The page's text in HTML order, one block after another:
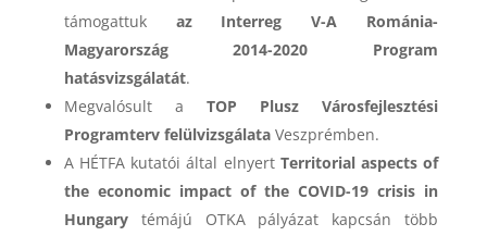
támogattukaz Interreg V-A Románia-
Magyarország 2014-2020 Program
hatásvizsgálatát.
Megvalósult a TOP Plusz Városfejlesztési
Programterv felülvizsgálataVeszprémben.
A HÉTFA kutatói által elnyert Territorial aspects of
the economic impact of the COVID-19 crisis in
Hungarytémájú OTKA pályázat kapcsán több